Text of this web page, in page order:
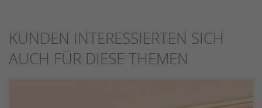
KUNDEN INTERESSIERTEN SICH
AUCH FÜR DIESE THEMEN